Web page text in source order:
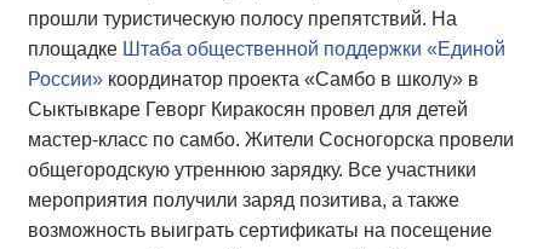
прошли туристическую полосу препятствий. На
площадке Штаба общественной поддержки «Единой
России» координатор проекта «Самбо в школу» в
Сыктывкаре Геворг Киракосян провел для детей
мастер-класс по самбо. Жители Сосногорска провели
общегородскую утреннюю зарядку. Все участники
мероприятия получили заряд позитива, а также
возможность выиграть сертификаты на посещение